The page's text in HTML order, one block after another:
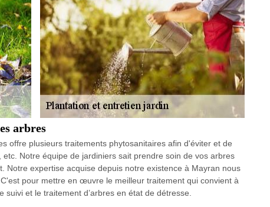
arbres
offre plusieurs traitements phytosanitaires afin d'éviter et de
Notre équipe de jardiniers sait prendre soin de vos arbres
Notre expertise acquise depuis notre existence à Mayran nous
pour mettre en œuvre le meilleur traitement qui convient à
et le traitement d’arbres en état de détresse.